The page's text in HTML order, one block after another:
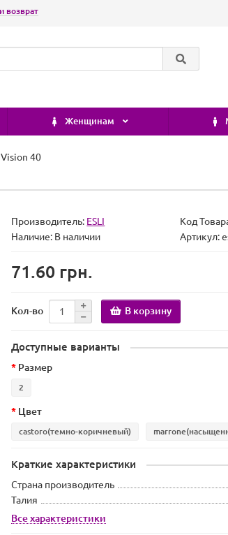
возврат
Женщинам
40
Производитель: ESLI Код
Наличие: В наличии Артикул:
71.60 грн.
Кол-во В корзину
Доступные варианты
Размер
2
Цвет
castoro(темно-коричневый)
Краткие характеристики
Страна производитель
Талия
Все характеристики